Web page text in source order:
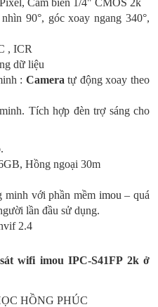
Cảm biến 1/4" CMOS 2k
90°, góc xoay ngang 340°,
, ICR
dữ liệu
: Camera tự động xoay theo
Tích hợp đèn trợ sáng cho
Hồng ngoại 30m
minh với phần mềm imou – quá
lần đầu sử dụng.
2.4
wifi imou IPC-S41FP 2kở
HỒNG PHÚC